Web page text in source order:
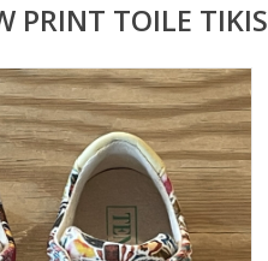
PRINT TOILE TIKIS